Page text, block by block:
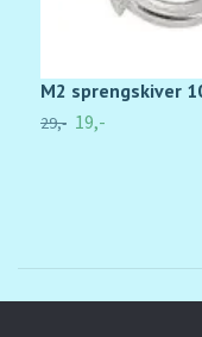
M2 sprengskiver
29,- 19,-